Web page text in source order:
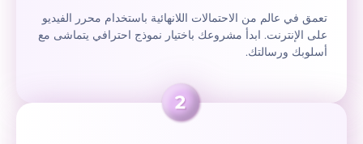
تعمق في عالم من الاحتمالات اللانهائية باستخدام محرر الفيديو
على الإنترنت. ابدأ مشروعك باختيار نموذج احترافي يتماشى مع
أسلوبك ورسالتك.